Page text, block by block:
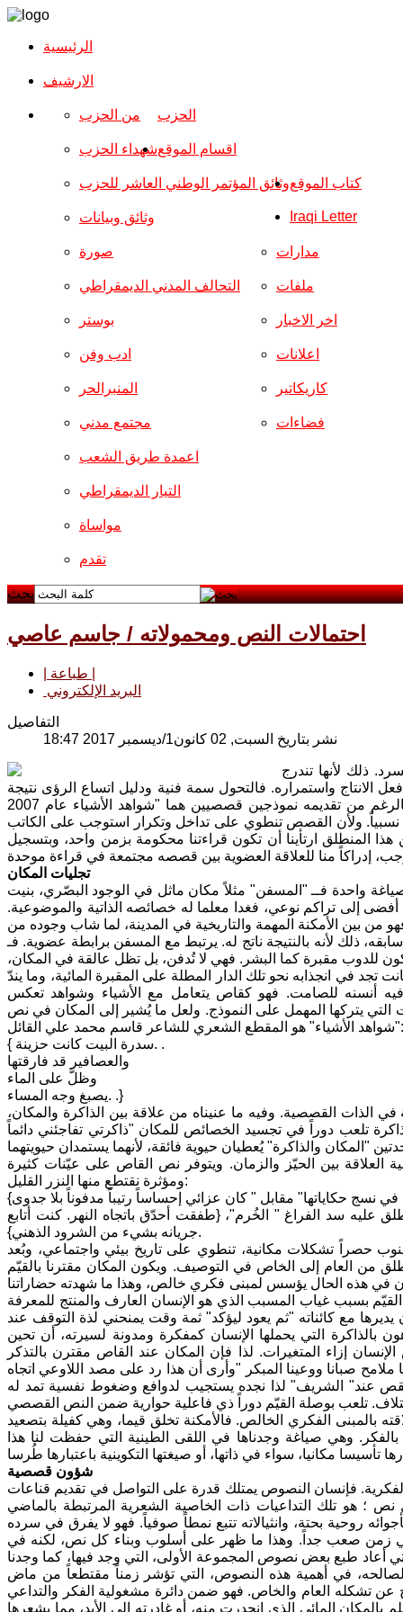
الرئيسية
الارشیف
الحزب من الحزب
شهداء الحزب
وثائق المؤتمر الوطني العاشر للحزب
وثائق وبيانات
اقسام الموقع
صورة
التحالف المدني الديمقراطي
بوستر
ادب وفن
المنبرالحر
مجتمع مدني
مدارات
ملفات
اخر الاخبار
اعلانات
كاريكاتير
فضاءات
اعمدة طريق الشعب
التيار الديمقراطي
مواساة
تقدم
كتاب الموقع
Iraqi Letter
بحث
احتمالات النص ومحمولاته / جاسم عاصي
البريد الإلكتروني
التفاصيل
نشر بتاريخ السبت, 02 كانون1/ديسمبر 2017 18:47
ذلك لأنها تندرج
الانتاج واستمراره. فالتحول سمة فنية ودليل اتساع الرؤى نتيجة
المعرفة الذاتية والموضوعية. وهذا ما لاحظناه في كتابات القاص باسم الشريف بالرغم من تقديمه نموذجين قصصيين هما "شواهد الأشياء عام 2007
صدورهما غير قصيرة نسبياً. ولأن القصص تنطوي على تداخل وتكرار استوجب على الكاتب
المنطلق ارتأينا أن تكون قراءتنا محكومة بزمن واحد، وبتسجيل
تجليات المكان
واحدة فــ "المسفن" مثلاً مكان ماثل في الوجود البصّري، بنيت
إلى تراكم نوعي، فغدا معلما له خصائصه الذاتية والموضوعية.
من بين الأمكنة المهمة والتاريخية في المدينة، لما شاب وجوده من
ذلك لأنه بالنتيجة ناتج له. يرتبط مع المسفن برابطة عضوية. فـ
للدوب مقبرة كما البشر. فهي لا تُدفن، بل تظل عالقة في المكان،
في انجذابه نحو تلك الدار المطلة على المقبرة المائية، وما يندّ
فيه أنسنه للصامت. فهو كقاص يتعامل مع الأشياء وشواهد تعكس
التي يتركها المهمل على النموذج. ولعل ما يُشير إلى المكان في نص
"شواهد الأشياء" هو المقطع الشعري للشاعر قاسم محمد علي القائل:
{ سدرة البيت كانت حزينة. .
والعصافير قد فارقتها
وظلَّ على الماء
يصبغ وجه المساء. .}
القصصية. وفيه ما عنيناه من علاقة بين الذاكرة والمكان،
تلعب دوراً في تجسيد الخصائص للمكان "ذاكرتي تفاجئني دائماً
"المكان والذاكرة" يُعطيان حيوية فائقة، لأنهما يستمدان حيويتهما
بين الحيّز والزمان. ويتوفر نص القاص على عيّنات كثيرة
ومؤثرة نقتطع منها النزر القليل:
{إن صدى حديث أمي ما زال يحتل بواطن سمعي. إنها تجد العزاء في نسج حكاياتها" مقابل " كان عزائي إحساساً رتيباً مدفوناً بلا جدوى}. ويكون النهر كمكان
عليه سد الفراغ " الخُرم"، {طفقت أحدّق باتجاه النهر. كنت أتابع
جريانه بشيء من الشرود الذهني}.
حصراً تشكلات مكانية، تنطوي على تاريخ بيئي واجتماعي، وبُعد
من العام إلى الخاص في التوصيف. ويكون المكان مقترنا بالقيّم
في هذه الحال يؤسس لمبنى فكري خالص، وهذا ما شهدته حضاراتنا
بسبب غياب المسبب الذي هو الإنسان العارف والمنتج للمعرفة
مع كائناته "ثم يعود ليؤكد" ثمة وقت يمنحني لذة التوقف عند
بالذاكرة التي يحملها الإنسان كمفكرة ومدونة لسيرته، أن تحين
إزاء المتغيرات. لذا فإن المكان عند القاص مقترن بالتذكر
ملامح صبانا ووعينا المبكر "وأرى أن هذا رد على مصد اللاوعي اتجاه
عند" الشريف" لذا نجده يستجيب لدوافع وضغوط نفسية تمد له
بالمبنى الفكري الخالص. فالأمكنة تخلق قيما، وهي كفيلة بتصعيد
وهي صياغة وجدناها في اللقى الطينية التي حفظت لنا هذا
شؤون قصصية
فإنسان النصوص يمتلك قدرة على التواصل في تقديم قناعات
نص ؛ هو تلك التداعيات ذات الخاصية الشعرية المرتبطة بالماضي
روحية بحتة، وانثيالاته تتبع نمطاً صوفياً. فهو لا يفرق في سرده
زمن صعب جداً. وهذا ما ظهر على أسلوب وبناء كل نص، لكنه في
أعاد طبع بعض نصوص المجموعة الأولى، التي وجد فيها، كما وجدنا
في أهمية هذه النصوص، التي تؤشر زمناً مقتطعاً من ماض
عن تشكله العام والخاص. فهو ضمن دائرة مشغولية الفكر والتداعي
المائي الذي انحدرت منه، أو غادرته إلى الأبد، مما يشعرها